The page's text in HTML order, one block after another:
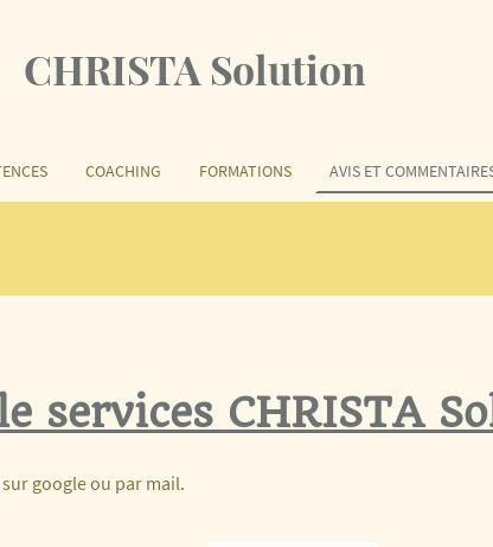
CHRISTA Solution
COACHING FORMATIONS AVIS ET
services CHRISTA
google ou par mail.